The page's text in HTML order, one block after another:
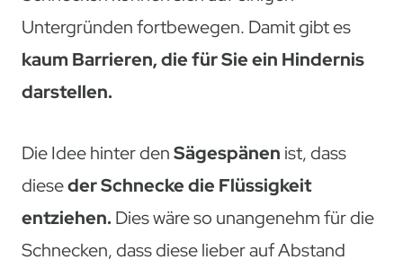
Untergründen fortbewegen. Damit gibt es
kaum Barrieren, die für Sie ein Hindernis
darstellen.
Die Idee hinter denSägespänen ist, dass
dieseder Schnecke die Flüssigkeit
entziehen. Dies wäre so unangenehm für die
Schnecken, dass diese lieber auf Abstand